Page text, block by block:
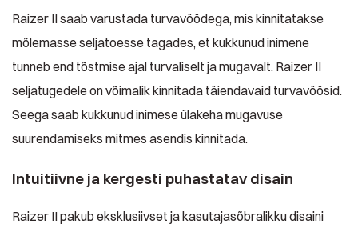
Raizer II saab varustada turvavöödega, mis kinnitatakse
mõlemasse seljatoesse tagades, et kukkunud inimene
tunneb end tõstmise ajal turvaliselt ja mugavalt. Raizer II
seljatugedele on võimalik kinnitada täiendavaid turvavöösid.
Seega saab kukkunud inimese ülakeha mugavuse
suurendamiseks mitmes asendis kinnitada.
Intuitiivne ja kergesti puhastatav disain
Raizer II pakub eksklusiivset ja kasutajasõbralikku disaini